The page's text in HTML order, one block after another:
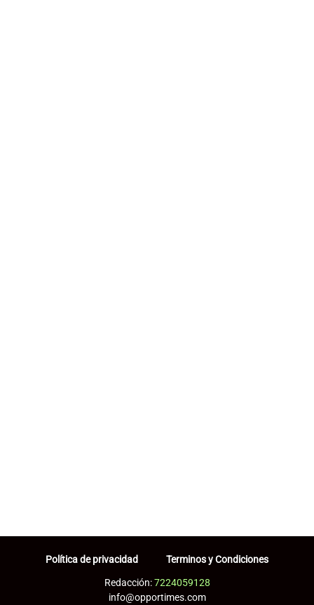
Política de privacidad Terminos y Condiciones
Redacción:7224059128
info@opportimes.com